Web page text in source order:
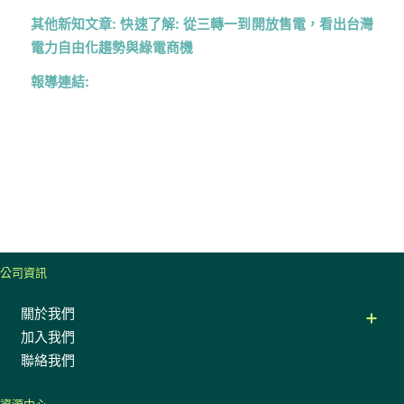
其他新知文章:快速了解: 從三轉一到開放售電，看出台灣
電力自由化趨勢與綠電商機
報導連結:
公司資訊
關於我們
加入我們
聯絡我們